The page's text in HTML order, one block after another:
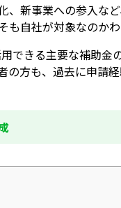
、新事業への参入な
も自社が対象なのか
できる主要な補助
の方も、過去に申請